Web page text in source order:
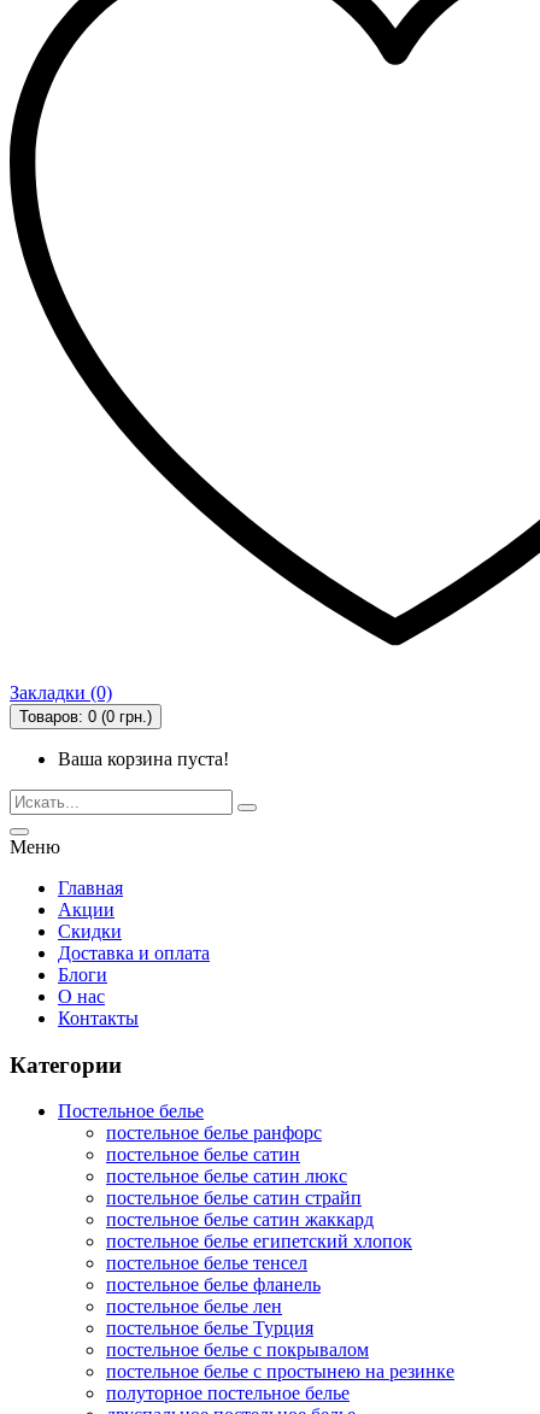
Закладки (0)
Товаров: 0 (0 грн.)
Ваша корзина пуста!
Меню
Главная
Акции
Скидки
Доставка и оплата
Блоги
О нас
Контакты
Категории
Постельное белье
постельное белье ранфорс
постельное белье сатин
постельное белье сатин люкс
постельное белье сатин страйп
постельное белье сатин жаккард
постельное белье египетский хлопок
постельное белье тенсел
постельное белье фланель
постельное белье лен
постельное белье Турция
постельное белье с покрывалом
постельное белье с простынею на резинке
полуторное постельное белье